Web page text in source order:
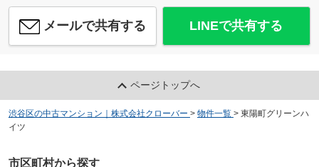
メールで共有する LINEで共有する
ページトップへ
渋谷区の中古マンション｜株式会社クローバー > 物件一覧 > 東陽町グリーンハ
イツ
市区町村から探す